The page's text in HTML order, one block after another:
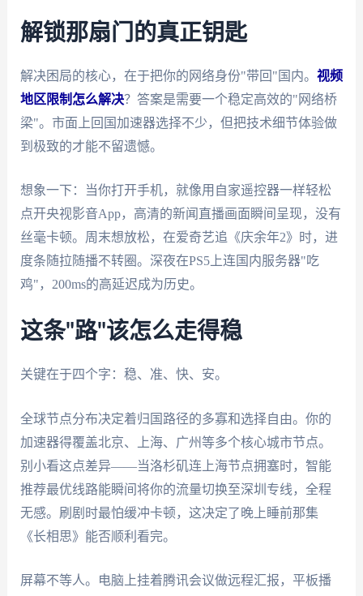
解锁那扇门的真正钥匙
解决困局的核心，在于把你的网络身份"带回"国内。 视频
地区限制怎么解决？答案是需要一个稳定高效的"网络桥
梁"。市面上回国加速器选择不少，但把技术细节体验做
到极致的才能不留遗憾。
想象一下：当你打开手机，就像用自家遥控器一样轻松
点开央视影音App，高清的新闻直播画面瞬间呈现，没有
丝毫卡顿。周末想放松，在爱奇艺追《庆余年2》时，进
度条随拉随播不转圈。深夜在PS5上连国内服务器"吃
鸡"，200ms的高延迟成为历史。
这条"路"该怎么走得稳
关键在于四个字：稳、准、快、安。
全球节点分布决定着归国路径的多寡和选择自由。你的
加速器得覆盖北京、上海、广州等多个核心城市节点。
别小看这点差异——当洛杉矶连上海节点拥塞时，智能
推荐最优线路能瞬间将你的流量切换至深圳专线，全程
无感。刷剧时最怕缓冲卡顿，这决定了晚上睡前那集
《长相思》能否顺利看完。
屏幕不等人。电脑上挂着腾讯会议做远程汇报，平板播